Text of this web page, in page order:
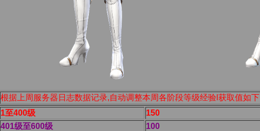
根据上周服务器日志数据记录,自动调整本周各阶段等级经验l获取值如下
1至400级
150
401级至600级
100